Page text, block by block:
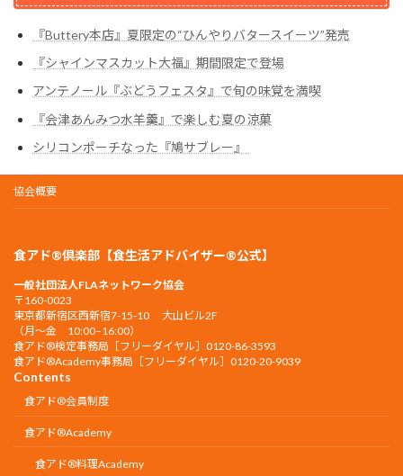
『Buttery本店』夏限定の“ひんやりバタースイーツ”発売
『シャインマスカット大福』期間限定で登場
アンテノール『ぶどうフェスタ』で旬の味覚を満喫
『会津あんみつ水羊羹』で楽しむ夏の涼菓
シリコンポーチなった『鳩サブレー』
協会概要
食アド®倶楽部【食生活アドバイザー®公式】
一般社団法人FLAネットワーク協会
〒160-0023
東京都新宿区西新宿7-15-10 大山ビル2F
（月〜金 10:00–16:00）
食アド®︎検定事務局［フリーダイヤル］0120-86-3593
食アド®︎Academy事務局［フリーダイヤル］0120-20-9039
Contents
食アド®会員制度
食アド®︎Academy
食アド®︎料理Academy